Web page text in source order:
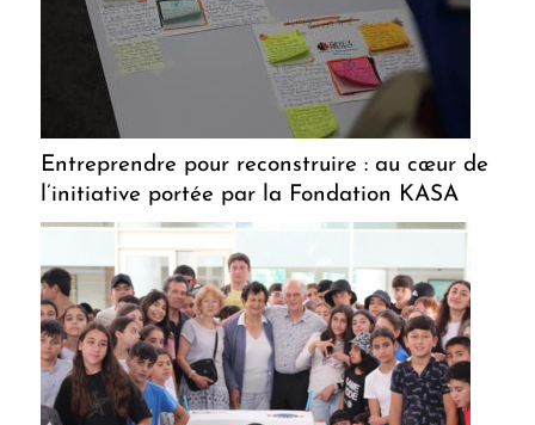
Entreprendre pour reconstruire : au cœur de
l’initiative portée par la Fondation KASA